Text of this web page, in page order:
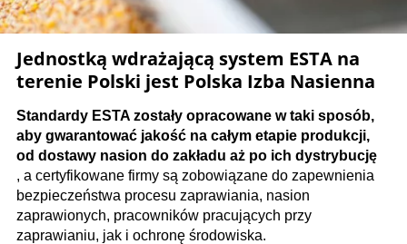
Jednostką wdrażającą system ESTA na
terenie Polski jest Polska Izba Nasienna
Standardy ESTA zostały opracowane w taki sposób,
aby gwarantować jakość na całym etapie produkcji,
od dostawy nasion do zakładu aż po ich dystrybucję
, a certyfikowane firmy są zobowiązane do zapewnienia
bezpieczeństwa procesu zaprawiania, nasion
zaprawionych, pracowników pracujących przy
zaprawianiu, jak i ochronę środowiska.